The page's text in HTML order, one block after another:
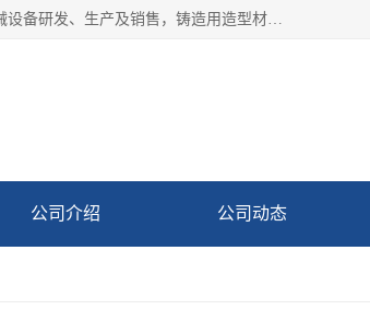
宁津县博涵机械有限公司成立于2016年，注册地位于山东省德州市。经营范围包括：机械设备研发、生产及销售，铸造用造型材料生产、销售，玻璃纤维及制品制造、销售，汽车零配件零售，机械零件、零部件加工，机械零件、零部件销售等；主要产品有：纤维过滤网,陶瓷过滤器,泡沫陶瓷过滤器,耐高温纤维过滤器,铸铁过滤器,铸铜过滤网,铸铝过滤网,铝轮毂过滤网,高效过滤网,高效陶瓷过滤网,高效纤维过滤网。
公司介绍 公司动态